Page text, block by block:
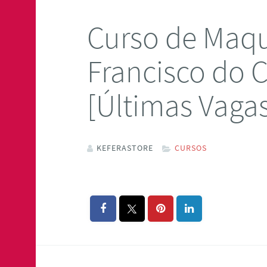
Curso de
Francisco do
[Últimas
KEFERASTORE CURSOS